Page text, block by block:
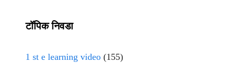
टॉपिक निवडा
1 st e learning video (155)